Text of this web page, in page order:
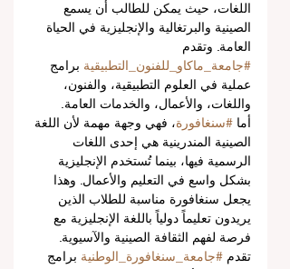
اللغات، حيث يمكن للطالب أن يسمع
الصينية والبرتغالية والإنجليزية في الحياة
العامة. وتقدم
#جامعة_ماكاو_للفنون_التطبيقية برامج
عملية في العلوم التطبيقية، والفنون،
واللغات، والأعمال، والخدمات العامة.
أما #سنغافورة، فهي وجهة مهمة لأن اللغة
الصينية المندرينية هي إحدى اللغات
الرسمية فيها، بينما تُستخدم الإنجليزية
بشكل واسع في التعليم والأعمال. وهذا
يجعل سنغافورة مناسبة للطلاب الذين
يريدون تعليماً دولياً باللغة الإنجليزية مع
فرصة لفهم الثقافة الصينية والآسيوية.
تقدم #جامعة_سنغافورة_الوطنية برامج